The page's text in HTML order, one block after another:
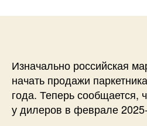
Изначально российская
начать продажи
года. Теперь сообщается,
у дилеров в феврале